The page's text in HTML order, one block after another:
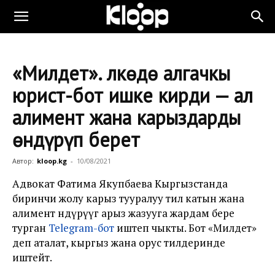
«Милдет». Өлкөдө алгачкы
юрист-бот ишке кирди — ал
алимент жана карыздарды
өндүрүп берет
Автор: kloop.kg - 10/08/2021
Адвокат Фатима Якупбаева Кыргызстанда
биринчи жолу карыз тууралуу тил катын жана
алимент өндүрүүгө арыз жазууга жардам бере
турган Telegram-бот иштеп чыкты. Бот «Милдет»
деп аталат, кыргыз жана орус тилдеринде
иштейт.